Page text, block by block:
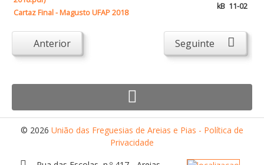
Biblioteca Online FZZ
Plantas PDM Online
Faixas Gestão Combustível
Sugestões/Reclamações
Tabela - Taxas e Licenças
Cartaz Final - Magusto UFAP 2018
kB 11-02
Anterior Seguinte
© 2026 União das Freguesias de Areias e Pias - Política de
Privacidade